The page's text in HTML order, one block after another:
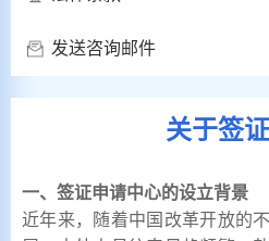
发送咨询邮件
关于签
一、签证申请中心的设立背景
近年来，随着中国改革开放的